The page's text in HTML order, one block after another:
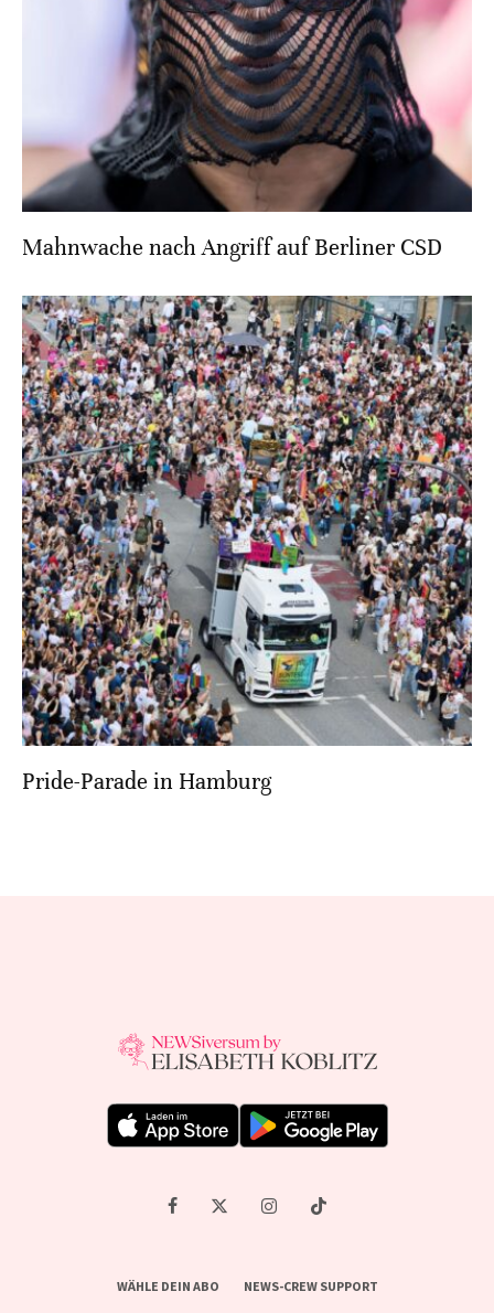
Mahnwache nach Angriff auf Berliner CSD
Pride-Parade in Hamburg
WÄHLE DEIN ABO NEWS-CREW SUPPORT